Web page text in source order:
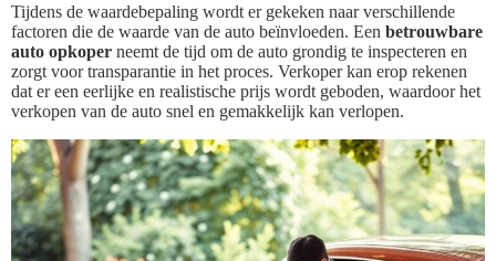
Tijdens de waardebepaling wordt er gekeken naar verschillende
factoren die de waarde van de auto beïnvloeden. Een betrouwbare
auto opkoper neemt de tijd om de auto grondig te inspecteren en
zorgt voor transparantie in het proces. Verkoper kan erop rekenen
dat er een eerlijke en realistische prijs wordt geboden, waardoor het
verkopen van de auto snel en gemakkelijk kan verlopen.